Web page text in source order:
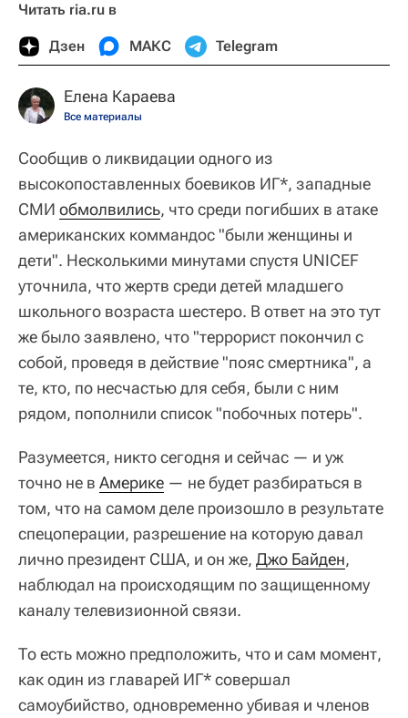
Читать ria.ru в
Дзен МАКС Telegram
Елена Караева
Все материалы
Сообщив о ликвидации одного из
высокопоставленных боевиков ИГ*, западные
СМИ обмолвились, что среди погибших в атаке
американских коммандос "были женщины и
дети". Несколькими минутами спустя UNICEF
уточнила, что жертв среди детей младшего
школьного возраста шестеро. В ответ на это тут
же было заявлено, что "террорист покончил с
собой, проведя в действие "пояс смертника", а
те, кто, по несчастью для себя, были с ним
рядом, пополнили список "побочных потерь".
Разумеется, никто сегодня и сейчас — и уж
точно не в Америке — не будет разбираться в
том, что на самом деле произошло в результате
спецоперации, разрешение на которую давал
лично президент США, и он же, Джо Байден,
наблюдал на происходящим по защищенному
каналу телевизионной связи.
То есть можно предположить, что и сам момент,
как один из главарей ИГ* совершал
самоубийство, одновременно убивая и членов